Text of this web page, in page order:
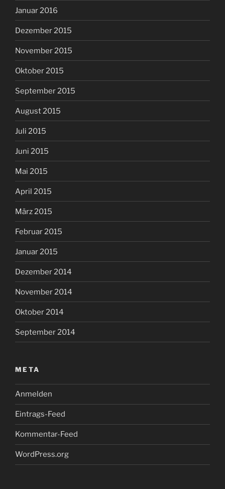
Januar 2016
Dezember 2015
November 2015
Oktober 2015
September 2015
August 2015
Juli 2015
Juni 2015
Mai 2015
April 2015
März 2015
Februar 2015
Januar 2015
Dezember 2014
November 2014
Oktober 2014
September 2014
META
Anmelden
Eintrags-Feed
Kommentar-Feed
WordPress.org